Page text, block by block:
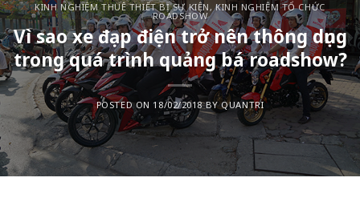
KINH NGHIỆM THUÊ THIẾT BỊ SỰ KIỆN,KINH NGHIỆM TỔ CHỨC
ROADSHOW
Vì sao xe đạp điện trở nên thông dụng
trong quá trình quảng bá roadshow?
POSTED ON 18/02/2018BYQUANTRI